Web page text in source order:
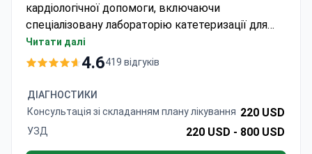
кардіологічної допомоги, включаючи
спеціалізовану лабораторію катетеризації для
проведення ангіопластики. До команди
кардіологів входять досвідчені фахівці з
найсучасніших інтервенційних технологій.
Читати далі
4.6419 відгуків
ДІАГНОСТИКИ
Консультація зі складанням плану лікування 220 USD
УЗД 220 USD - 800 USD